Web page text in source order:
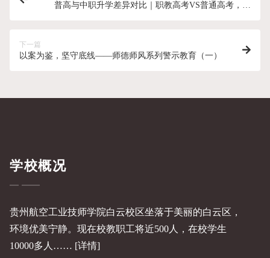
普高与中职升学差异对比｜职教高考VS普通高考，哪
下一篇
以案为鉴，坚守底线——师德师风系列警示教育（一）
学校概况
贵州航空工业技师学院白云校区坐落于美丽的白云区，
环境优美宁静。现在校教职工将近500人，在校学生
10000多人…… [详情]